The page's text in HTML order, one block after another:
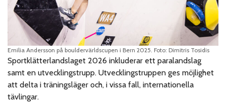
Emilia Andersson på bouldervärldscupen i Bern 2025. Foto: Dimitris Tosidis
Sportklätterlandslaget 2026 inkluderar ett paralandslag
samt en utvecklingstrupp. Utvecklingstruppen ges möjlighet
att delta i träningsläger och, i vissa fall, internationella
tävlingar.